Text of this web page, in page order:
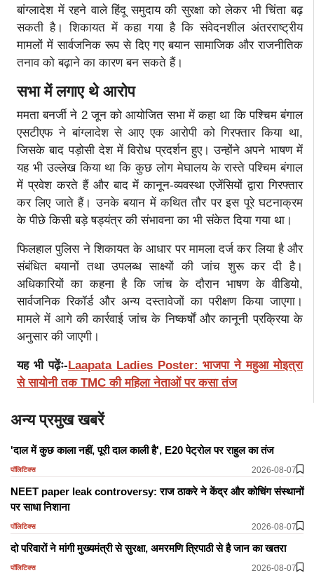
बांग्लादेश में रहने वाले हिंदू समुदाय की सुरक्षा को लेकर भी चिंता बढ़
सकती है। शिकायत में कहा गया है कि संवेदनशील अंतरराष्ट्रीय
मामलों में सार्वजनिक रूप से दिए गए बयान सामाजिक और राजनीतिक
तनाव को बढ़ाने का कारण बन सकते हैं।
सभा में लगाए थे आरोप
ममता बनर्जी ने 2 जून को आयोजित सभा में कहा था कि पश्चिम बंगाल
एसटीएफ ने बांग्लादेश से आए एक आरोपी को गिरफ्तार किया था,
जिसके बाद पड़ोसी देश में विरोध प्रदर्शन हुए। उन्होंने अपने भाषण में
यह भी उल्लेख किया था कि कुछ लोग मेघालय के रास्ते पश्चिम बंगाल
में प्रवेश करते हैं और बाद में कानून-व्यवस्था एजेंसियों द्वारा गिरफ्तार
कर लिए जाते हैं। उनके बयान में कथित तौर पर इस पूरे घटनाक्रम
के पीछे किसी बड़े षड्यंत्र की संभावना का भी संकेत दिया गया था।
फिलहाल पुलिस ने शिकायत के आधार पर मामला दर्ज कर लिया है और
संबंधित बयानों तथा उपलब्ध साक्ष्यों की जांच शुरू कर दी है।
अधिकारियों का कहना है कि जांच के दौरान भाषण के वीडियो,
सार्वजनिक रिकॉर्ड और अन्य दस्तावेजों का परीक्षण किया जाएगा।
मामले में आगे की कार्रवाई जांच के निष्कर्षों और कानूनी प्रक्रिया के
अनुसार की जाएगी।
यह भी पढ़ेंः-Laapata Ladies Poster: भाजपा ने महुआ मोइत्रा
से सायोनी तक TMC की महिला नेताओं पर कसा तंज
अन्य प्रमुख खबरें
'दाल में कुछ काला नहीं, पूरी दाल काली है', E20 पेट्रोल पर राहुल का तंज
पॉलिटिक्स 2026-08-07
NEET paper leak controversy: राज ठाकरे ने केंद्र और कोचिंग संस्थानों
पर साधा निशाना
पॉलिटिक्स 2026-08-07
दो परिवारों ने मांगी मुख्यमंत्री से सुरक्षा, अमरमणि त्रिपाठी से है जान का खतरा
पॉलिटिक्स 2026-08-07